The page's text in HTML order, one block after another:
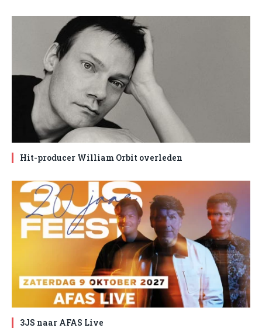
Hit-producer William Orbit overleden
3JS naar AFAS Live